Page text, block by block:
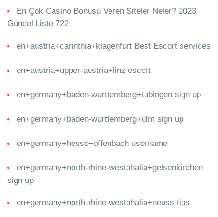
En Çok Casino Bonusu Veren Siteler Neler? 2023
Güncel Liste 722
en+austria+carinthia+klagenfurt Best Escort services
en+austria+upper-austria+linz escort
en+germany+baden-wurttemberg+tubingen sign up
en+germany+baden-wurttemberg+ulm sign up
en+germany+hesse+offenbach username
en+germany+north-rhine-westphalia+gelsenkirchen
sign up
en+germany+north-rhine-westphalia+neuss tips